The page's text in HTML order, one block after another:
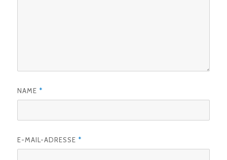
NAME *
E-MAIL-ADRESSE *